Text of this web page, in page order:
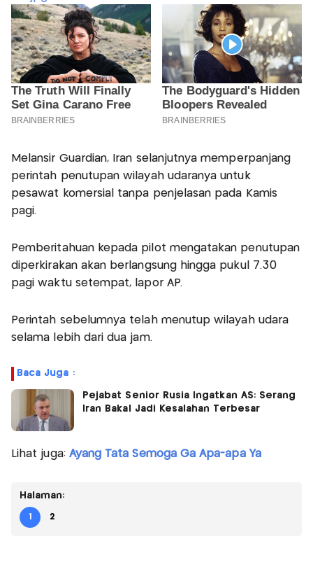
Melansir Guardian, Iran selanjutnya memperpanjang
perintah penutupan wilayah udaranya untuk
pesawat komersial tanpa penjelasan pada Kamis
pagi.
Pemberitahuan kepada pilot mengatakan penutupan
diperkirakan akan berlangsung hingga pukul 7.30
pagi waktu setempat, lapor AP.
Perintah sebelumnya telah menutup wilayah udara
selama lebih dari dua jam.
Baca Juga :
Pejabat Senior Rusia Ingatkan AS: Serang
Iran Bakal Jadi Kesalahan Terbesar
Lihat juga: Ayang Tata Semoga Ga Apa-apa Ya
Halaman:
1 2